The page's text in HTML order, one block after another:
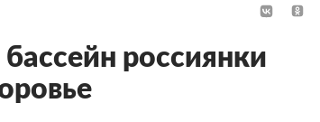
россиянки